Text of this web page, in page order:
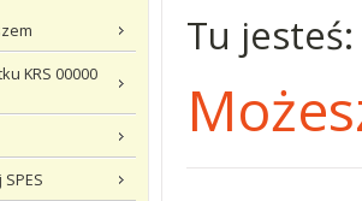
pomóc
KRS 00000
Tu jesteś: